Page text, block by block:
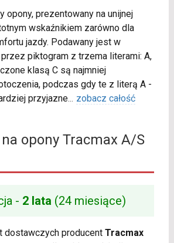
opony, prezentowany na unijnej
wskaźnikiem zarówno dla
jazdy. Podawany jest w
piktogram z trzema literami: A,
klasą C są najmniej
podczas gdy te z literą A -
przyjazne... zobacz całość
opony Tracmax A/S
- 2 lata (24 miesiące)
dostawczych producent Tracmax